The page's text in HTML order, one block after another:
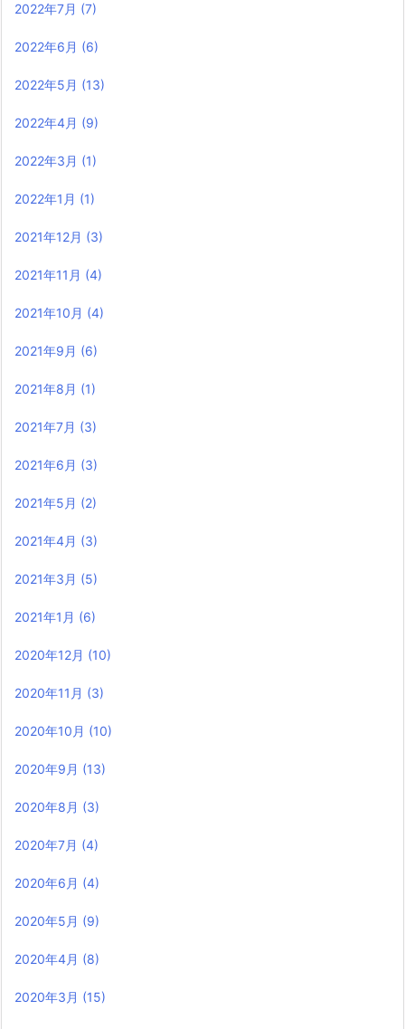
2022年7月 (7)
2022年6月 (6)
2022年5月 (13)
2022年4月 (9)
2022年3月 (1)
2022年1月 (1)
2021年12月 (3)
2021年11月 (4)
2021年10月 (4)
2021年9月 (6)
2021年8月 (1)
2021年7月 (3)
2021年6月 (3)
2021年5月 (2)
2021年4月 (3)
2021年3月 (5)
2021年1月 (6)
2020年12月 (10)
2020年11月 (3)
2020年10月 (10)
2020年9月 (13)
2020年8月 (3)
2020年7月 (4)
2020年6月 (4)
2020年5月 (9)
2020年4月 (8)
2020年3月 (15)